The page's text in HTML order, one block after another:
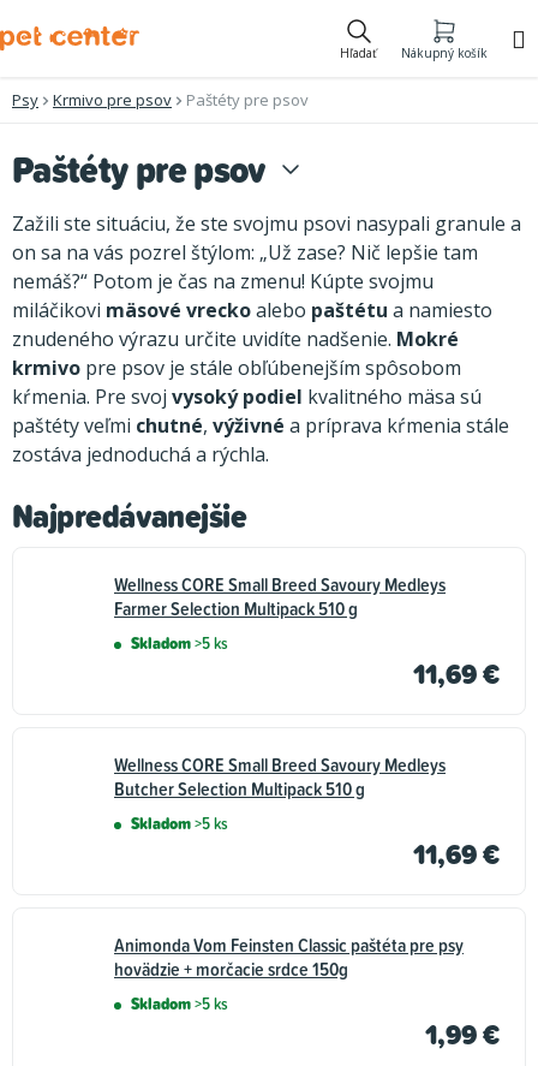
na
Hľadať Nákupný košík
Psy Krmivo pre psov Paštéty pre psov
Paštéty pre psov
Zažili ste situáciu, že ste svojmu psovi nasypali granule a
on sa na vás pozrel štýlom: „Už zase? Nič lepšie tam
nemáš?“ Potom je čas na zmenu! Kúpte svojmu
miláčikovi mäsové vreckoalebo paštétu a namiesto
znudeného výrazu určite uvidíte nadšenie. Mokré
krmivo pre psov je stále obľúbenejším spôsobom
kŕmenia. Pre svoj vysoký podiel kvalitného mäsa sú
paštéty veľmi chutné, výživné a príprava kŕmenia stále
zostáva jednoduchá a rýchla.
Najpredávanejšie
Wellness CORE Small Breed Savoury Medleys
Farmer Selection Multipack 510 g
Skladom>5 ks
11,69 €
Wellness CORE Small Breed Savoury Medleys
Butcher Selection Multipack 510 g
Skladom>5 ks
11,69 €
Animonda Vom Feinsten Classic paštéta pre psy
hovädzie + morčacie srdce 150g
Skladom>5 ks
1,99 €